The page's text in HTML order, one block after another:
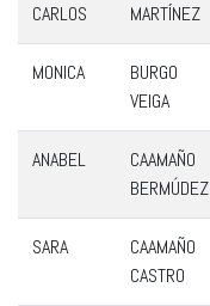
CARLOS
MARTÍNEZ
MONICA
BURGO
VEIGA
ANABEL
CAAMAÑO
BERMÚDEZ
SARA
CAAMAÑO
CASTRO